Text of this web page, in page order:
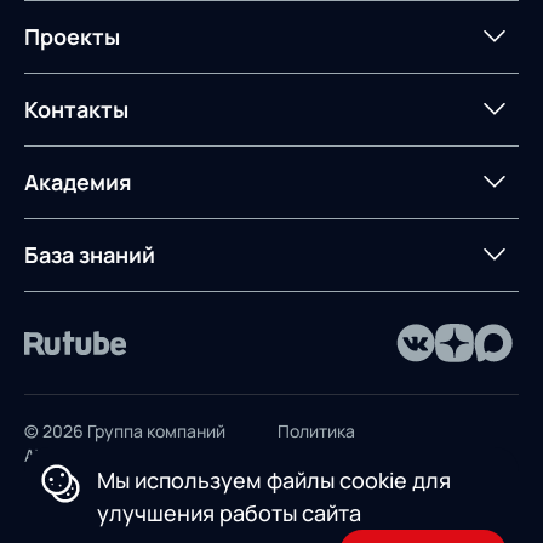
Интегрированное
планирование
Управление
контейнерным
терминалом
Оборудование для склада
Техническое оснащение
Постпроектное
Мероприятия
Архив мероприятий
Портал техподдержки
Проекты
Проекты
Контакты
Контакты
Академия
Предложение для
База знаний
© 2026 Группа компаний
AXELOT
Политика
Пользовательское
соглашение
Мы используем файлы cookie для
улучшения работы сайта